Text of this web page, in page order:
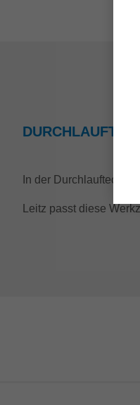
In der
Leitz passt diese